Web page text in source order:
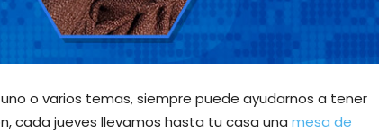
o varios temas, siempre puede ayudarnos a tener
cada jueves llevamos hasta tu casa una mesa de